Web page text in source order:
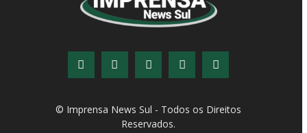
© Imprensa News Sul - Todos os Direitos
Reservados.